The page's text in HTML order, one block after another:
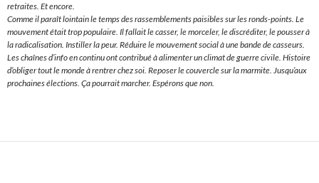
retraites. Et encore.
Comme il paraît lointain le temps des rassemblements paisibles sur les ronds-points. Le
mouvement était trop populaire. Il fallait le casser, le morceler, le discréditer, le pousser à
la radicalisation. Instiller la peur. Réduire le mouvement social à une bande de casseurs.
Les chaînes d’info en continu ont contribué à alimenter un climat de guerre civile. Histoire
d’obliger tout le monde à rentrer chez soi. Reposer le couvercle sur la marmite. Jusqu’aux
prochaines élections. Ça pourrait marcher. Espérons que non.